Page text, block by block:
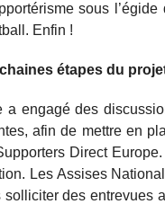
sous
Enfin !
étapes du
engagé des
afin de mettre en
Direct
Les Assises
solliciter des